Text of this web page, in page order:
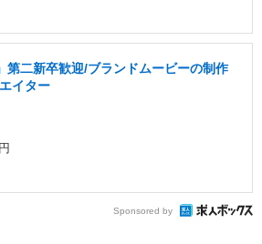
第二新卒歓迎/ブランドムービーの制作
イター
Sponsored by